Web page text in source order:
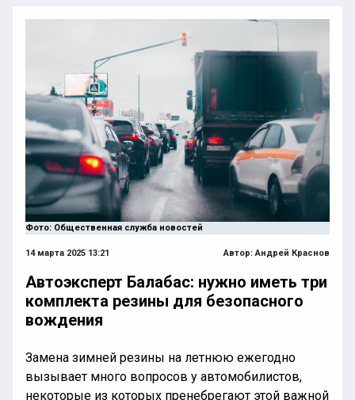
Фото: Общественная служба новостей
14 марта 2025 13:21 Автор:Андрей Краснов
Автоэксперт Балабас: нужно иметь три
комплекта резины для безопасного
вождения
Замена зимней резины на летнюю ежегодно
вызывает много вопросов у автомобилистов,
некоторые из которых пренебрегают этой важной